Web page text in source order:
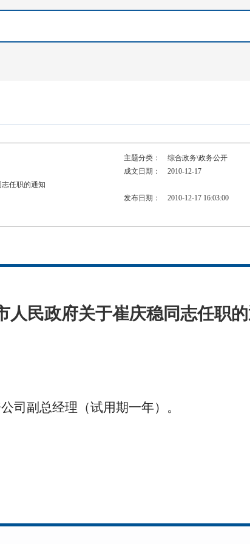
主题分类：
综合政务\政务公开
成文日期：
2010-12-17
任职的通知
发布日期：
2010-12-17 16:03:00
人民政府关于崔庆稳同志任职
司副总经理（试用期一年）。